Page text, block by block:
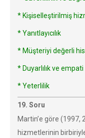
* Kişiselleştirilmiş
* Yanıtlayıcılık
* Müşteriyi değerli
* Duyarlılık ve empati
* Yeterlilik
19. Soru
Martin’e göre (1997,
hizmetlerinin